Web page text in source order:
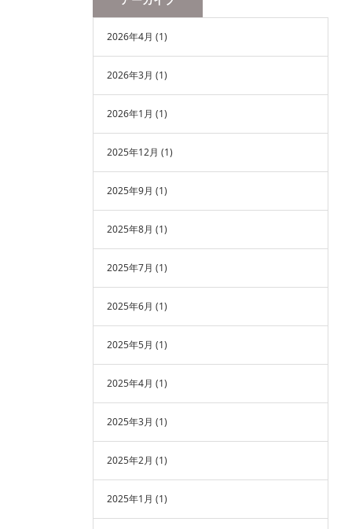
2026年4月 (1)
2026年3月 (1)
2026年1月 (1)
2025年12月 (1)
2025年9月 (1)
2025年8月 (1)
2025年7月 (1)
2025年6月 (1)
2025年5月 (1)
2025年4月 (1)
2025年3月 (1)
2025年2月 (1)
2025年1月 (1)